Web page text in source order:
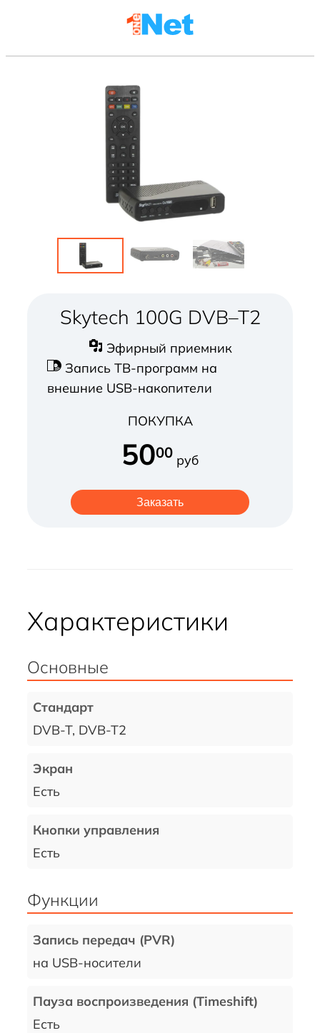
Skytech 100G DVB–T2
Эфирный приемник
Запись TB-программ на
внешние USB-накопители
ПОКУПКА
5000 руб
Заказать
Характеристики
Основные
Стандарт
DVB-T, DVB-T2
Экран
Есть
Кнопки управления
Есть
Функции
Запись передач (PVR)
на USB-носители
Пауза воспроизведения (Timeshift)
Есть